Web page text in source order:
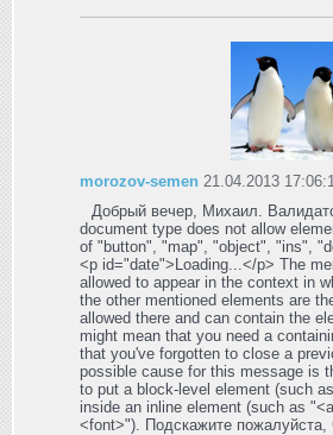
morozov-semen 21.04.2013
Добрый вечер, Михаил.
document type does not allow
of "button", "map", "object", "ins",
<p id="date">Loading...</p> The
allowed to appear in the context in
the other mentioned elements are
allowed there and can contain the
might mean that you need a
that you've forgotten to close a
possible cause for this message is
to put a block-level element (such
inside an inline element (such as
<font>"). Подскажите пожалуйста,